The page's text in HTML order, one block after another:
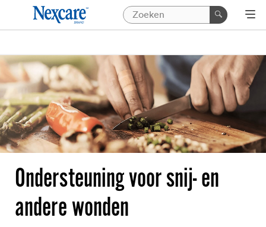
Ondersteuning voor snij- en
andere wonden